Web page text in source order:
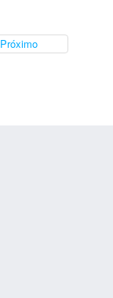
Próximo